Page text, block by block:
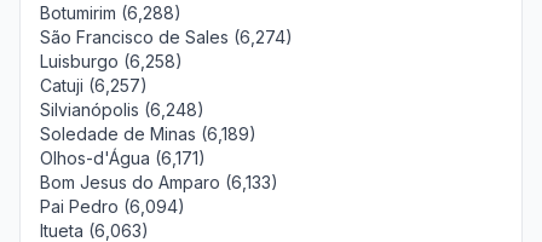
Botumirim (6,288)
São Francisco de Sales (6,274)
Luisburgo (6,258)
Catuji (6,257)
Silvianópolis (6,248)
Soledade de Minas (6,189)
Olhos-d'Água (6,171)
Bom Jesus do Amparo (6,133)
Pai Pedro (6,094)
Itueta (6,063)